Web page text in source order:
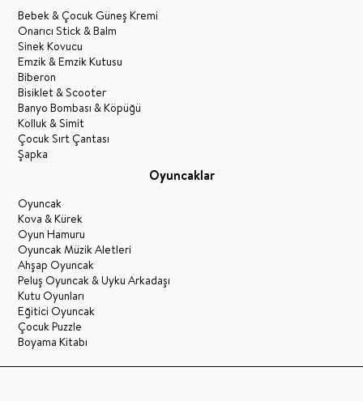
Bebek & Çocuk Güneş Kremi
Onarıcı Stick & Balm
Sinek Kovucu
Emzik & Emzik Kutusu
Biberon
Bisiklet & Scooter
Banyo Bombası & Köpüğü
Kolluk & Simit
Çocuk Sırt Çantası
Şapka
Oyuncaklar
Oyuncak
Kova & Kürek
Oyun Hamuru
Oyuncak Müzik Aletleri
Ahşap Oyuncak
Peluş Oyuncak & Uyku Arkadaşı
Kutu Oyunları
Eğitici Oyuncak
Çocuk Puzzle
Boyama Kitabı